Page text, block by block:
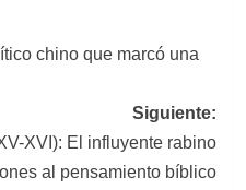
chino que marcó una
Siguiente:
XVI): El influyente rabino
al pensamiento bíblico